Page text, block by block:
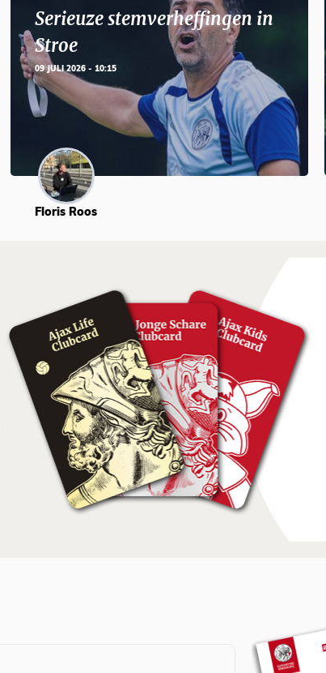
Serieuze stemverheffingen in
Stroe
09 JULI 2026 - 10:15
Floris Roos